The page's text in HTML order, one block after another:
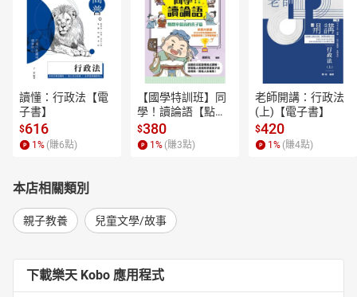
讀懂：行政法【電
子書】
$616
1 % (賺6點)
【國學特訓班】同
學！讀論語【點閱
率最高的孔子篇】
逗趣的文配圖情境
式講解，學習聖人
$380
1 % (賺3點)
老師開講：行政法
(上)【電子書】
$420
1 % (賺4點)
本店相關類別
親子教養 兒童文學/故事
下載樂天 Kobo 應用程式